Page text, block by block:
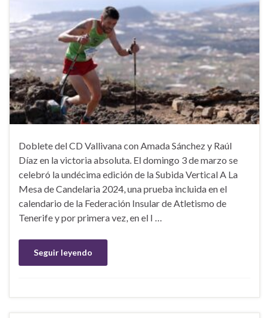
Doblete del CD Vallivana con Amada Sánchez y Raúl
Díaz en la victoria absoluta. El domingo 3 de marzo se
celebró la undécima edición de la Subida Vertical A La
Mesa de Candelaria 2024, una prueba incluida en el
calendario de la Federación Insular de Atletismo de
Tenerife y por primera vez, en el I …
Seguir leyendo